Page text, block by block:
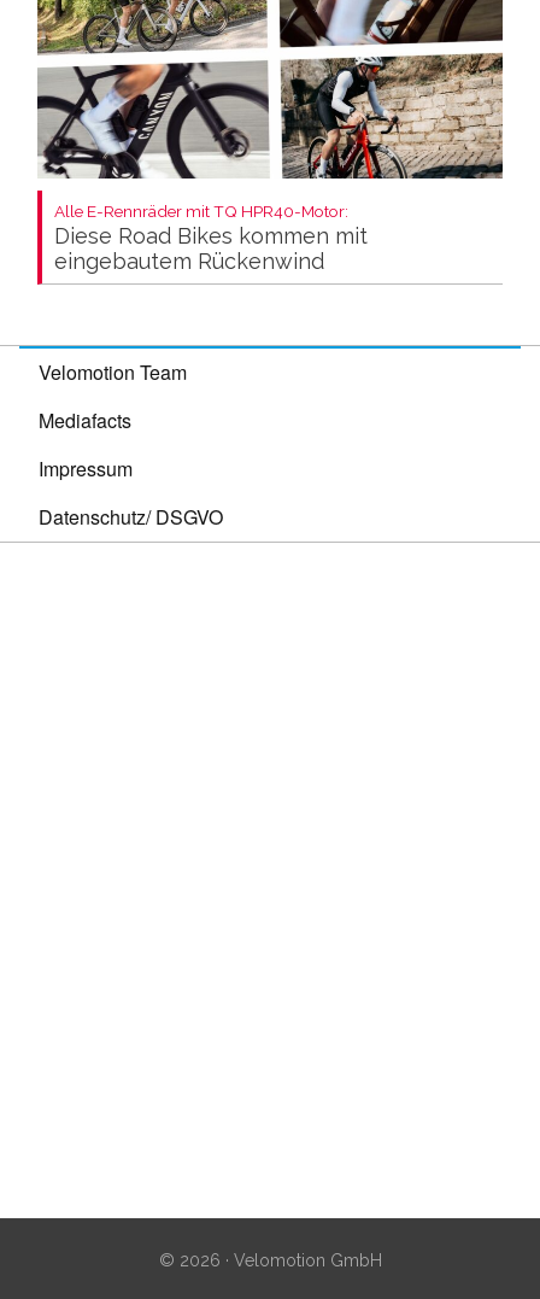
Alle E-Rennräder mit TQ HPR40-Motor:
Diese Road Bikes kommen mit
eingebautem Rückenwind
Velomotion Team
Mediafacts
Impressum
Datenschutz/ DSGVO
© 2026 · Velomotion GmbH